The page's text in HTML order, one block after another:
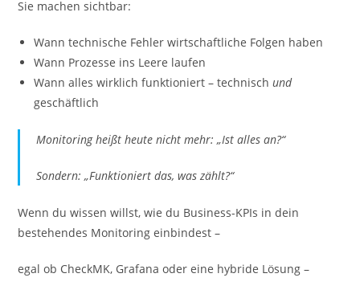
Sie machen sichtbar:
Wann technische Fehler wirtschaftliche Folgen haben
Wann Prozesse ins Leere laufen
Wann alles wirklich funktioniert – technischund
geschäftlich
Monitoring heißt heute nicht mehr: „Ist alles an?“
Sondern: „Funktioniert das, was zählt?“
Wenn du wissen willst, wie du Business-KPIs in dein
bestehendes Monitoring einbindest –
egal ob CheckMK, Grafana oder eine hybride Lösung –